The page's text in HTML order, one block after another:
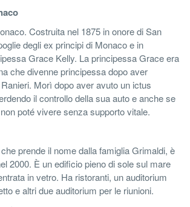
Costruita nel 1875 in onore di San
degli ex principi di Monaco e in
Grace Kelly. La principessa Grace era
che divenne principessa dopo aver
Morì dopo aver avuto un ictus
il controllo della sua auto e anche se
poté vivere senza supporto vitale.
prende il nome dalla famiglia Grimaldi, è
2000. È un edificio pieno di sole sul mare
in vetro. Ha ristoranti, un auditorium
e altri due auditorium per le riunioni.